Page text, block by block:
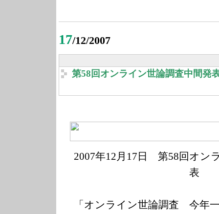
17/12/2007
第58回オンライン世論調査中間発
2007年12月17 日 第58回オン
表
「オンライン世論調査 今年